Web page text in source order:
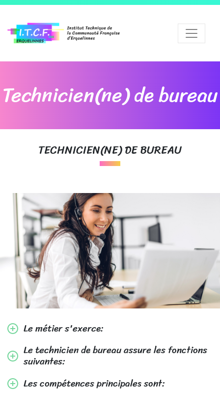
Technicien(ne) de bureau
TECHNICIEN(NE) DE BUREAU
Le métier s'exerce:
Le technicien de bureau assure les fonctions
suivantes:
Les compétences principales sont: